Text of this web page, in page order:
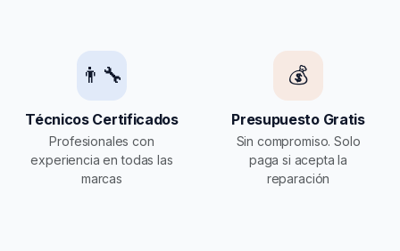
👨‍🔧
Técnicos Certificados
Profesionales con
experiencia en todas las
marcas
💰
Presupuesto Gratis
Sin compromiso. Solo
paga si acepta la
reparación